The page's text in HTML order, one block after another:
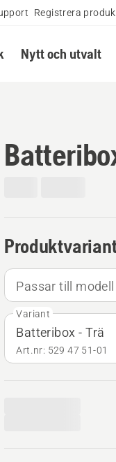
Registrera
Nytt och utvalt
Passar till modell
Variant
Batteribox - Trä
Art.nr: 529 47 51‑01